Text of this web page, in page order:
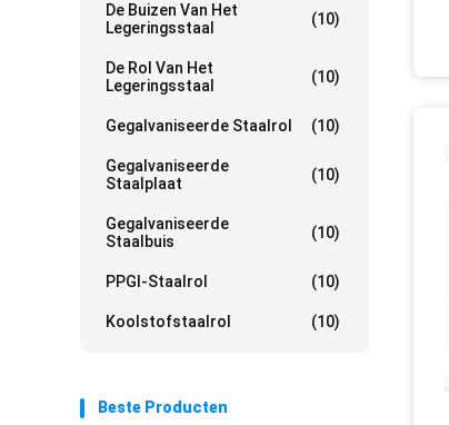
De Buizen Van Het
Legeringsstaal
(10)
De Rol Van Het
Legeringsstaal
(10)
Gegalvaniseerde Staalrol (10)
Gegalvaniseerde
Staalplaat
(10)
Gegalvaniseerde
Staalbuis
(10)
PPGI-Staalrol (10)
Koolstofstaalrol (10)
Beste Producten